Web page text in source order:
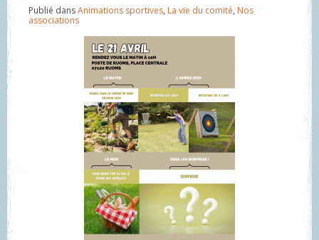
Publié dansAnimations sportives, La vie du comité, Nos
associations